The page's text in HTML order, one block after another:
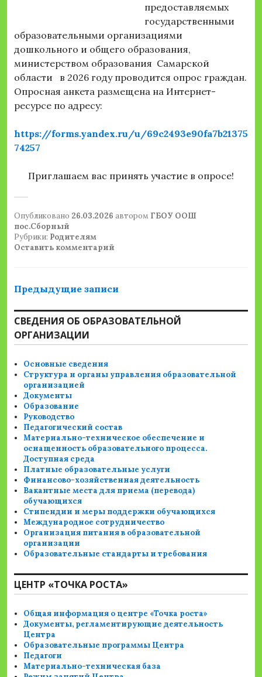
предоставляемых
государственными
образовательными организациями
дошкольного и общего образования,
министерством образования Самарской
области в 2026 году проводится опрос граждан.
Опросная анкета размещена на Интернет-
ресурсе по адресу:
https://forms.yandex.ru/u/69c2493e90fa7b21375
74257
Приглашаем вас принять участие в опросе!
Опубликовано 26.03.2026 автором ГБОУ ООШ
пос.Сборный
Рубрики: Родителям
Оставить комментарий
Навигация
по
записям
Предыдущие записи
СВЕДЕНИЯ ОБ ОБРАЗОВАТЕЛЬНОЙ
ОРГАНИЗАЦИИ
Основные сведения
Структура и органы управления образовательной
организацией
Документы
Образование
Руководство
Педагогический состав
Материально-техническое обеспечение и
оснащенность образовательного процесса.
Доступная среда
Платные образовательные услуги
Финансово-хозяйственная деятельность
Вакантные места для приема (перевода)
обучающихся
Стипендии и меры поддержки обучающихся
Международное сотрудничество
Организация питания в образовательной
организации
Образовательные стандарты и требования
ЦЕНТР «ТОЧКА РОСТА»
Общая информация о центре «Точка роста»
Документы, регламентирующие деятельность
Центра
Образовательные программы Центра
Педагоги
Материально-техническая база